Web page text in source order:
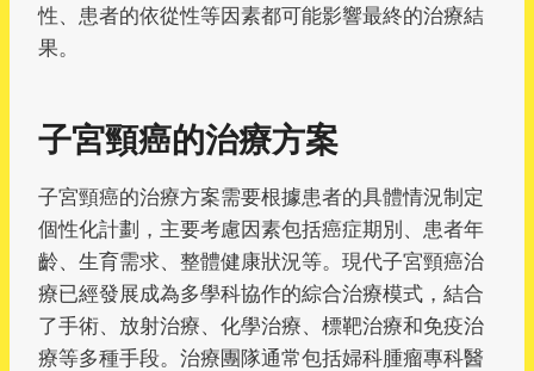
性、患者的依從性等因素都可能影響最終的治療結
果。
子宮頸癌的治療方案
子宮頸癌的治療方案需要根據患者的具體情況制定
個性化計劃，主要考慮因素包括癌症期別、患者年
齡、生育需求、整體健康狀況等。現代子宮頸癌治
療已經發展成為多學科協作的綜合治療模式，結合
了手術、放射治療、化學治療、標靶治療和免疫治
療等多種手段。治療團隊通常包括婦科腫瘤專科醫